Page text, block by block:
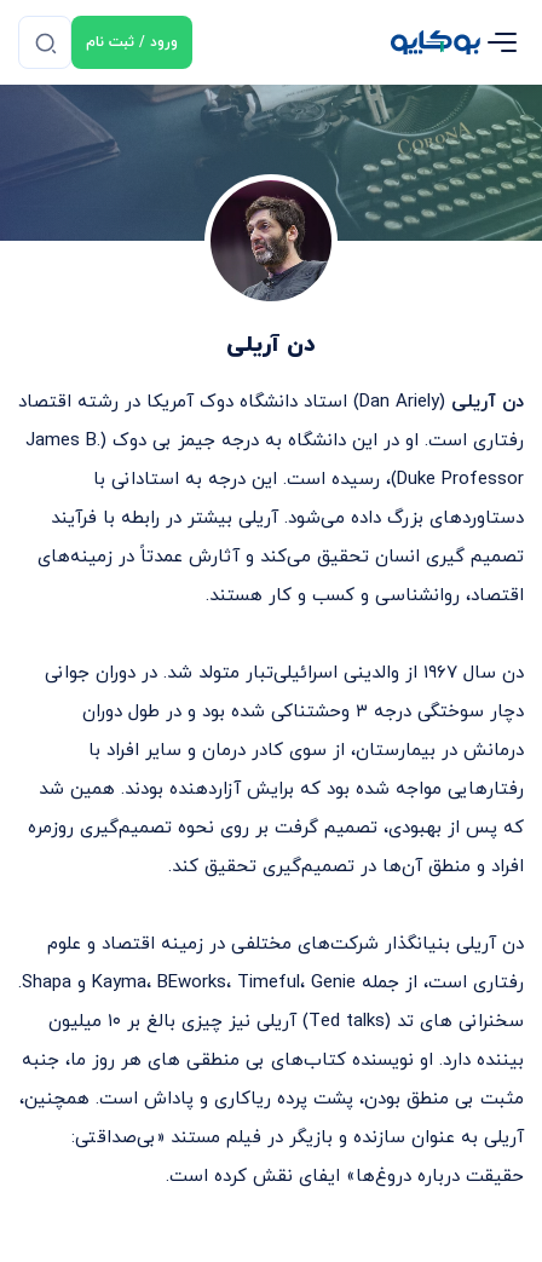
ورود / ثبت نام
دن آریلی
دن آریلی
(Dan Ariely) استاد دانشگاه دوک آمریکا در رشته اقتصاد
رفتاری است. او در این دانشگاه به درجه جیمز بی دوک (James B.
Duke Professor)، رسیده است. این درجه به استادانی با
دستاوردهای بزرگ داده می‌شود. آریلی بیشتر در رابطه با فرآیند
تصمیم گیری انسان تحقیق می‌کند و آثارش عمدتاً در زمینه‌های
اقتصاد، روانشناسی و کسب و کار هستند.
دن سال ۱۹۶۷ از والدینی اسرائیلی‌تبار متولد شد. در دوران جوانی
دچار سوختگی درجه ۳ وحشتناکی شده بود و در طول دوران
درمانش در بیمارستان، از سوی کادر درمان و سایر افراد با
رفتارهایی مواجه شده بود که برایش آزاردهنده بودند. همین شد
که پس از بهبودی، تصمیم گرفت بر روی نحوه تصمیم‌گیری روزمره
افراد و منطق آن‌ها در تصمیم‌گیری تحقیق کند.
دن آریلی بنیانگذار شرکت‌های مختلفی در زمینه اقتصاد و علوم
رفتاری است، از جمله Kayma، BEworks، Timeful، Genie و Shapa.
سخنرانی های تد (Ted talks) آریلی نیز چیزی بالغ بر ۱۰ میلیون
بیننده دارد. او نویسنده کتاب‌های بی منطقی های هر روز ما، جنبه
مثبت بی منطق بودن، پشت پرده ریاکاری و پاداش است. همچنین،
آریلی به عنوان سازنده و بازیگر در فیلم مستند «بی‌صداقتی:
حقیقت درباره‌ دروغ‌ها» ایفای نقش کرده است.